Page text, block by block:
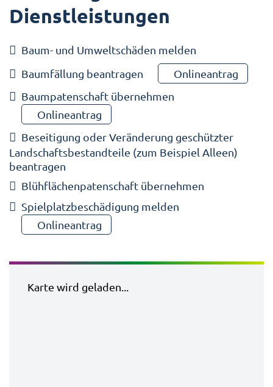
Dienstleistungen
Baum- und Umweltschäden melden
Baumfällung beantragen
Onlineantrag
Baumpatenschaft übernehmen
Onlineantrag
Beseitigung oder Veränderung geschützter
Landschaftsbestandteile (zum Beispiel Alleen)
beantragen
Blühflächenpatenschaft übernehmen
Spielplatzbeschädigung melden
Onlineantrag
Karte wird geladen...